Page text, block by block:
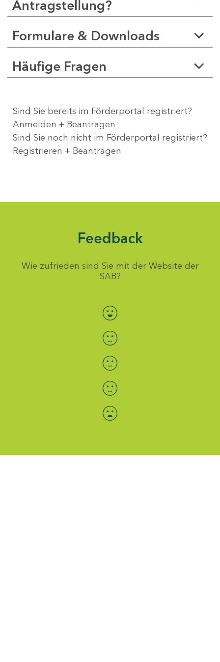
Antragstellung?
Formulare & Downloads
Häufige Fragen
Sind Sie bereits im Förderportal registriert?
Anmelden + Beantragen
Sind Sie noch nicht im Förderportal registriert?
Registrieren + Beantragen
Feedback
Wie zufrieden sind Sie mit der Website der
SAB?
Bewertung auswählen